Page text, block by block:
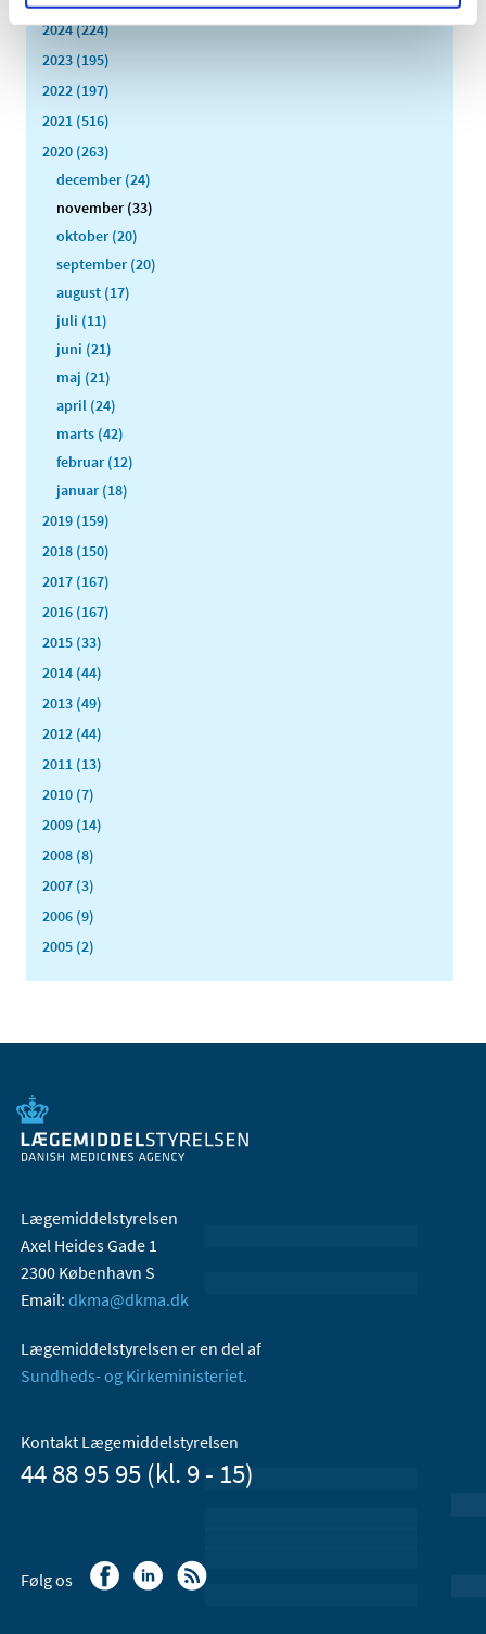
2024 (224)
2023 (195)
2022 (197)
2021 (516)
2020 (263)
december (24)
november (33)
oktober (20)
september (20)
august (17)
juli (11)
juni (21)
maj (21)
april (24)
marts (42)
februar (12)
januar (18)
2019 (159)
2018 (150)
2017 (167)
2016 (167)
2015 (33)
2014 (44)
2013 (49)
2012 (44)
2011 (13)
2010 (7)
2009 (14)
2008 (8)
2007 (3)
2006 (9)
2005 (2)
Lægemiddelstyrelsen
Axel Heides Gade 1
2300 København S
Email: dkma@dkma.dk
Lægemiddelstyrelsen er en del af
Sundheds- og Kirkeministeriet.
Kontakt Lægemiddelstyrelsen
44 88 95 95 (kl. 9 - 15)
Følg os